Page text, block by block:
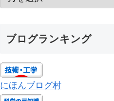
ブログランキング
にほんブログ村